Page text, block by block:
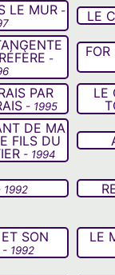
LE MUR -
LE
-
PAR
- 1995
LE
DE MA
FILS DU
- 1994
1992
SON
- 1992
LE